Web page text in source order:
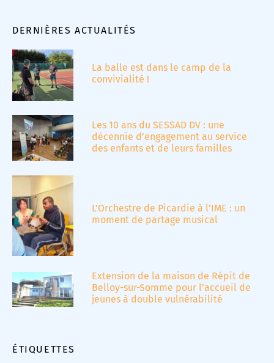
DERNIÈRES ACTUALITÉS
La balle est dans le camp de la
convivialité !
Les 10 ans du SESSAD DV : une
décennie d’engagement au service
des enfants et de leurs familles
L’Orchestre de Picardie à l’IME : un
moment de partage musical
Extension de la maison de Répit de
Belloy-sur-Somme pour l’accueil de
jeunes à double vulnérabilité
ÉTIQUETTES